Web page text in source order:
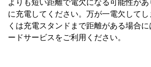
よりも短い距離で電欠になる可能性が
に充電してください。万が一電欠して
くは充電スタンドまで距離がある場合
ードサービスをご利用ください。